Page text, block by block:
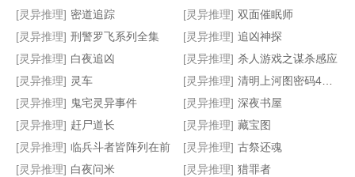
[灵异推理] 密道追踪 [灵异推理] 双面催眠师
[灵异推理] 刑警罗飞系列全集 [灵异推理] 追凶神探
[灵异推理] 白夜追凶 [灵异推理] 杀人游戏之谋杀感应
[灵异推理] 灵车 [灵异推理] 清明上河图密码4：隐藏在千古名画中的阴谋与杀局
[灵异推理] 鬼宅灵异事件 [灵异推理] 深夜书屋
[灵异推理] 赶尸道长 [灵异推理] 藏宝图
[灵异推理] 临兵斗者皆阵列在前 [灵异推理] 古祭还魂
[灵异推理] 白夜问米 [灵异推理] 猎罪者